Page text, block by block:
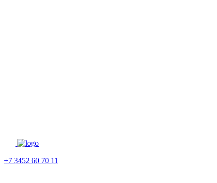
+7 3452 60 70 11